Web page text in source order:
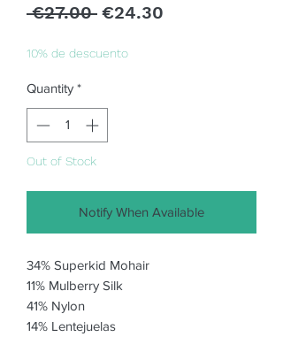
€27.00 Regular
€24.30
10% de descuento
Quantity *
Out of Stock
Notify When Available
34% Superkid Mohair
11% Mulberry Silk
41% Nylon
14% Lentejuelas